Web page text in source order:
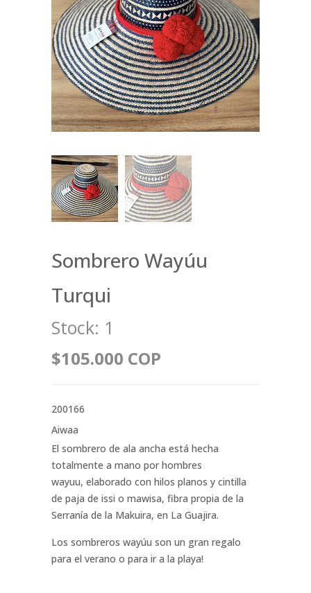
Sombrero Wayúu
Turqui
Stock: 1
$105.000 COP
200166
Aiwaa
El sombrero de ala ancha está hecha
totalmente a mano por hombres
wayuu, elaborado con hilos planos y cintilla
de paja de issi o mawisa, fibra propia de la
Serranía de la Makuira, en La Guajira.
Los sombreros wayúu son un gran regalo
para el verano o para ir a la playa!